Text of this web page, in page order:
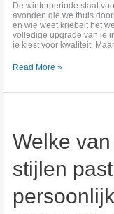
De winterperiode staat
avonden die we thuis
en wie weet kriebelt het
volledige upgrade van je
je kiest voor kwaliteit.
Read More »
Welke
stijlen
5
interieur
stijlen
past
bij
persoonlijkheid?